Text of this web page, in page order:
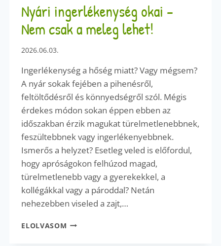
Nyári ingerlékenység okai –
Nem csak a meleg lehet!
2026.06.03.
Ingerlékenység a hőség miatt? Vagy mégsem?
A nyár sokak fejében a pihenésről,
feltöltődésről és könnyedségről szól. Mégis
érdekes módon sokan éppen ebben az
időszakban érzik magukat türelmetlenebbnek,
feszültebbnek vagy ingerlékenyebbnek.
Ismerős a helyzet? Esetleg veled is előfordul,
hogy apróságokon felhúzod magad,
türelmetlenebb vagy a gyerekekkel, a
kollégákkal vagy a pároddal? Netán
nehezebben viseled a zajt,…
ELOLVASOM NYÁRI